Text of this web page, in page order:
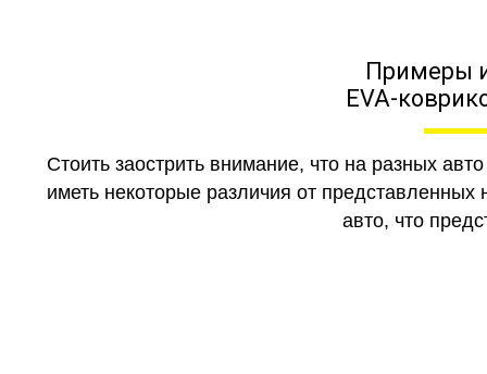
Примеры
EVA-
Стоить заострить внимание, что на разных
иметь некоторые различия от
авто, что